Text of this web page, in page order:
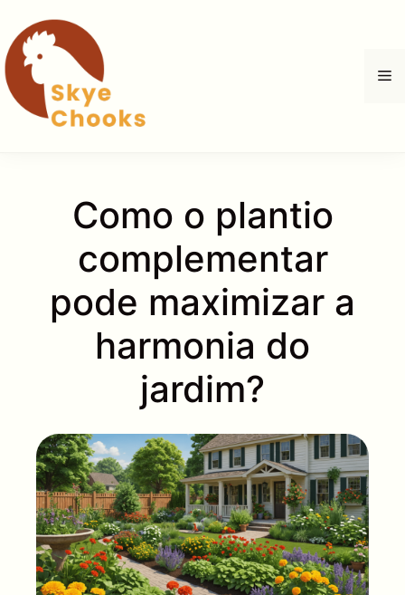
para
o
conteúdo
Como o plantio
complementar
pode maximizar a
harmonia do
jardim?